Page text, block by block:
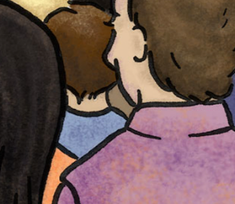
Libreta de ahorro
Declaración Ahorro
Cuenta de Ahorro Kids Club
Cuentas del mercado monetario
Tipos actuales del mercado monetario
E DECLARACIONES